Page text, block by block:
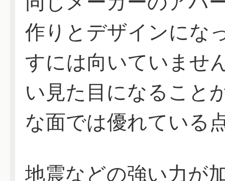
作りとデザインにな
すには向いていませ
い見た目になること
な面では優れている
地震などの強い力が